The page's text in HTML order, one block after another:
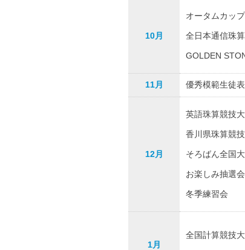
10月
オータムカップ
全日本通信珠
GOLDEN
11月 優秀模範生徒
12月
英語珠算競技大
香川県珠算競
そろばん全国
お楽しみ抽選会
冬季練習会
1月
全国計算競技大